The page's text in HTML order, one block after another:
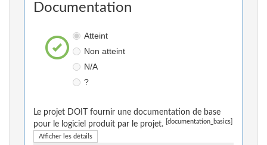
Documentation
Atteint
Non atteint
N/A
?
Le projet DOIT fournir une documentation de base
pour le logiciel produit par le projet.
[documentation_basics]
Afficher les détails